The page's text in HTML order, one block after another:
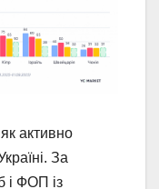
активно
За
і ФОП із